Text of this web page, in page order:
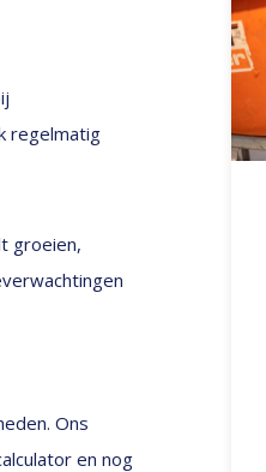
regelmatig
groeien,
Ons
en nog